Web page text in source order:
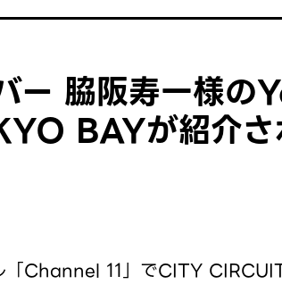
ー 脇阪寿一様
BAYが紹介さ
「Channel 11」でCITY